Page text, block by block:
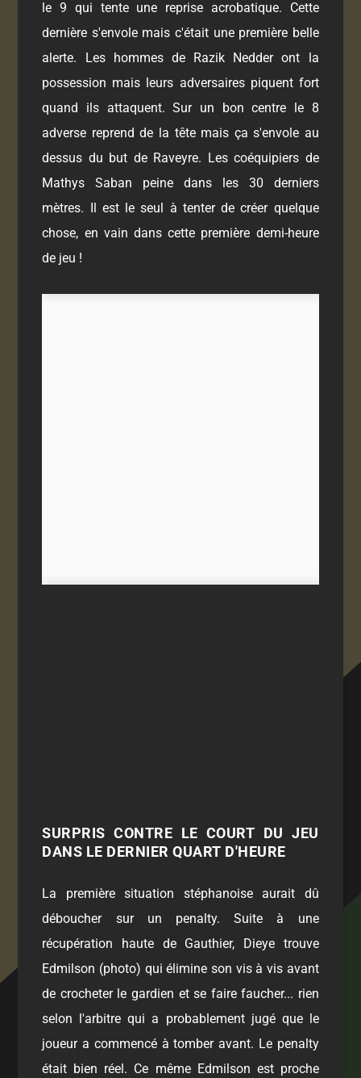
le 9 qui tente une reprise acrobatique. Cette
dernière s'envole mais c'était une première belle
alerte. Les hommes de Razik Nedder ont la
possession mais leurs adversaires piquent fort
quand ils attaquent. Sur un bon centre le 8
adverse reprend de la tête mais ça s'envole au
dessus du but de Raveyre. Les coéquipiers de
Mathys Saban peine dans les 30 derniers
mètres. Il est le seul à tenter de créer quelque
chose, en vain dans cette première demi-heure
de jeu !
SURPRIS CONTRE LE COURT DU JEU
DANS LE DERNIER QUART D'HEURE
La première situation stéphanoise aurait dû
déboucher sur un penalty. Suite à une
récupération haute de Gauthier, Dieye trouve
Edmilson (photo) qui élimine son vis à vis avant
de crocheter le gardien et se faire faucher... rien
selon l'arbitre qui a probablement jugé que le
joueur a commencé à tomber avant. Le penalty
était bien réel. Ce même Edmilson est proche